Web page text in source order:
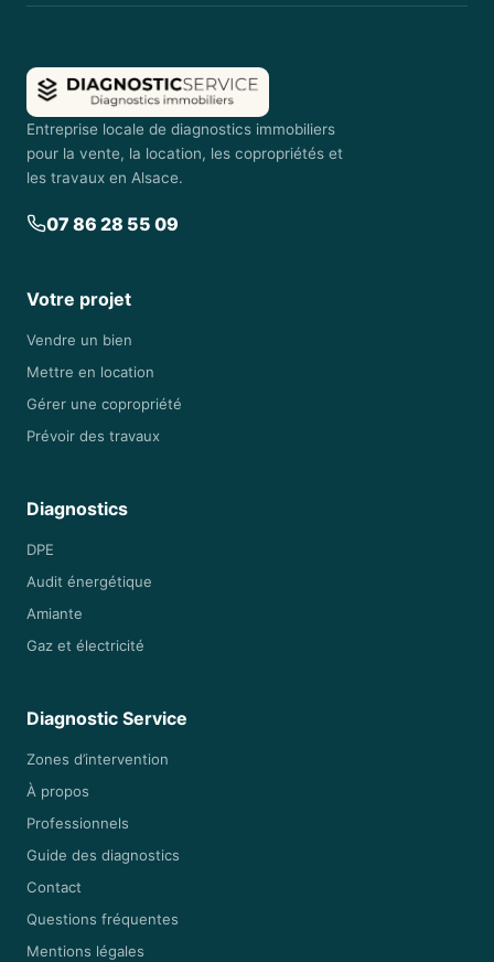
Entreprise locale de diagnostics immobiliers
pour la vente, la location, les copropriétés et
les travaux en Alsace.
07 86 28 55 09
Votre projet
Vendre un bien
Mettre en location
Gérer une copropriété
Prévoir des travaux
Diagnostics
DPE
Audit énergétique
Amiante
Gaz et électricité
Diagnostic Service
Zones d’intervention
À propos
Professionnels
Guide des diagnostics
Contact
Questions fréquentes
Mentions légales